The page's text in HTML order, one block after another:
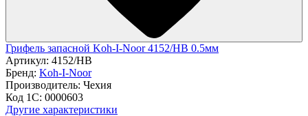
Грифель запасной Koh-I-Noor 4152/НВ 0.5мм
Артикул: 4152/НВ
Бренд: Koh-I-Noor
Производитель: Чехия
Код 1С: 0000603
Другие характеристики